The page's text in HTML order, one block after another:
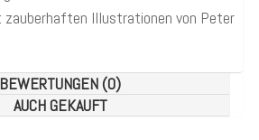
zauberhaften Illustrationen von Peter
BEWERTUNGEN (0)
AUCH GEKAUFT